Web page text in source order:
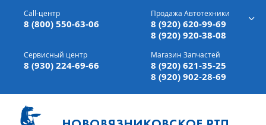
г. Вязники,ул. Механизаторов, д 90
Доставка а/м,по всей России
Call-центр
8 (800) 550-63-06
Продажа Автотехники
8 (920) 620-99-69
8 (920) 920-38-08
Сервисный центр
8 (930) 224-69-66
Магазин Запчастей
8 (920) 621-35-25
8 (920) 902-28-69